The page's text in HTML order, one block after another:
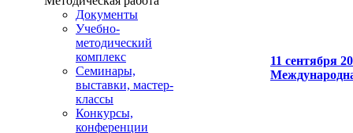
Документы
Учебно-
методический
комплекс
Семинары,
выставки, мастер-
классы
Конкурсы,
конференции
11 сентября